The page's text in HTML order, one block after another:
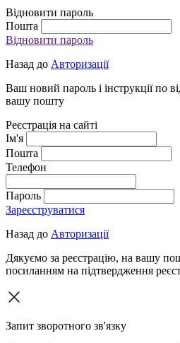
Відновити пароль
Пошта
Відновити пароль
Назад до Авторизації
Ваш новий пароль і інструкції по
вашу пошту
Реєстрація на сайті
Ім'я
Пошта
Телефон
Пароль
Зареєструватися
Назад до Авторизації
Дякуємо за реєстрацію, на вашу
посиланням на підтвердження
Запит зворотного зв'язку